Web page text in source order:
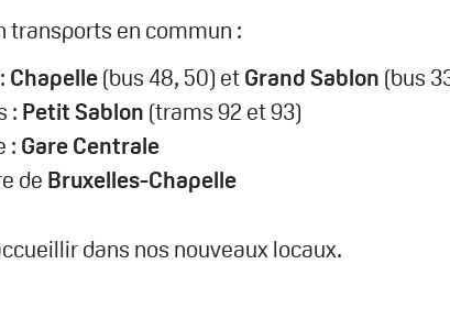
transports en commun :
Chapelle(bus 48, 50) etGrand Sablon (bus
: PetitSablon (trams 92 et 93)
: Gare Centrale
de Bruxelles-Chapelle
dans nos nouveaux locaux.